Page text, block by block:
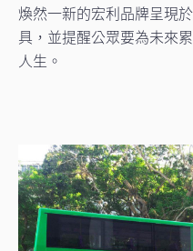
煥然一新的宏利品牌呈現
具，並提醒公眾要為未來
人生。